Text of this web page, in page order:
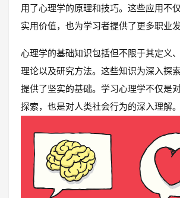
用了心理学的原理和技巧。这些应用不
实用价值，也为学习者提供了更多职业
心理学的基础知识包括但不限于其定义
理论以及研究方法。这些知识为深入探
提供了坚实的基础。学习心理学不仅是
探索，也是对人类社会行为的深入理解。